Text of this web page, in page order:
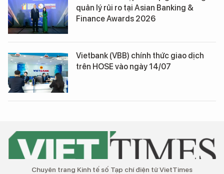
quản lý rủi ro tại Asian Banking &
Finance Awards 2026
Vietbank (VBB) chính thức giao dịch
trên HOSE vào ngày 14/07
Chuyên trang Kinh tế số Tạp chí điện tử VietTimes